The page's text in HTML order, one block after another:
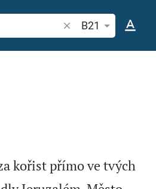
Vyhledat biblický verš
B21
kořist přímo ve tvých